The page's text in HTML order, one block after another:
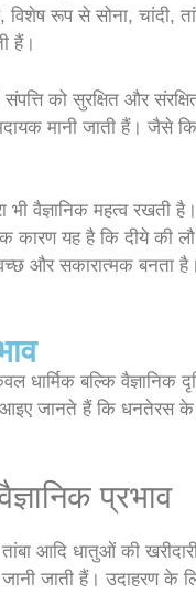
रूप से सोना, चांदी,
हैं।
संपत्ति को सुरक्षित और
मानी जाती हैं। जैसे
वैज्ञानिक महत्व रखती
कारण यह है कि दीये की
और सकारात्मक
बल्कि वैज्ञानिक
जानते हैं कि धनतेरस के
प्रभाव
आदि धातुओं की
जाती हैं। उदाहरण के